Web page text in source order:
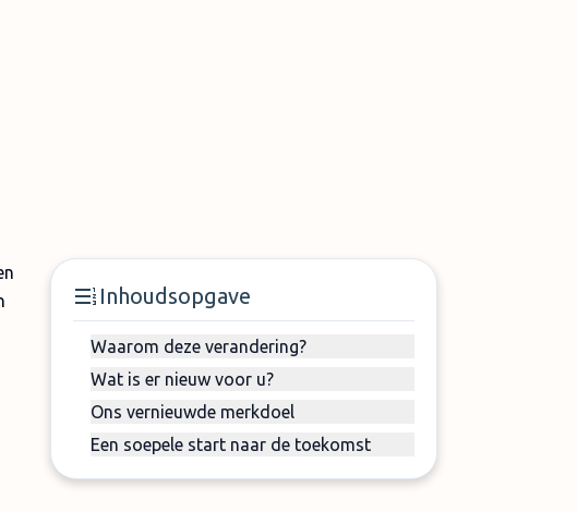
Inhoudsopgave
Waarom deze verandering?
Wat is er nieuw voor u?
Ons vernieuwde merkdoel
Een soepele start naar de toekomst